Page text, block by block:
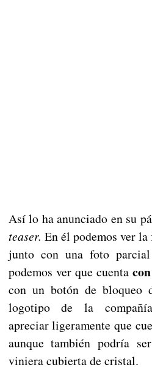
Así lo ha anunciado en su
teaser. En él podemos ver
junto con una foto
podemos ver que cuenta
con un botón de bloqueo
logotipo de la
apreciar ligeramente que
aunque también podría
viniera cubierta de cristal.